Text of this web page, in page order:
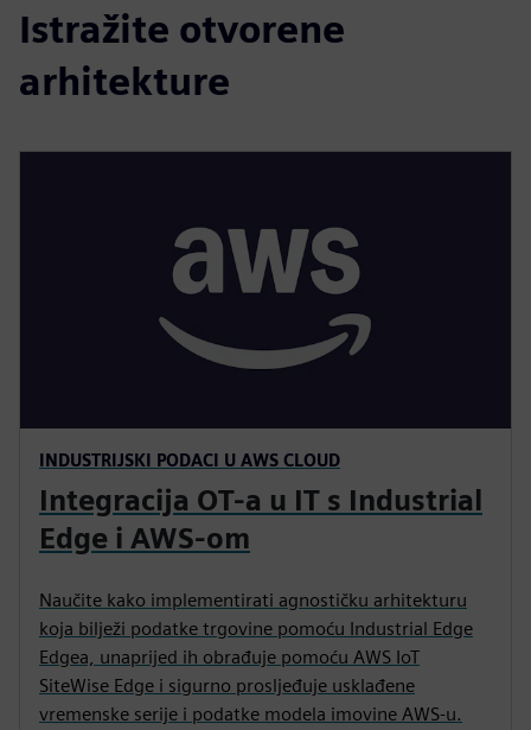
Istražite otvorene
arhitekture
INDUSTRIJSKI PODACI U AWS CLOUD
Integracija OT-a u IT s Industrial
Edge i AWS-om
Naučite kako implementirati agnostičku arhitekturu
koja bilježi podatke trgovine pomoću Industrial Edge
Edgea, unaprijed ih obrađuje pomoću AWS IoT
SiteWise Edge i sigurno prosljeđuje usklađene
vremenske serije i podatke modela imovine AWS-u.